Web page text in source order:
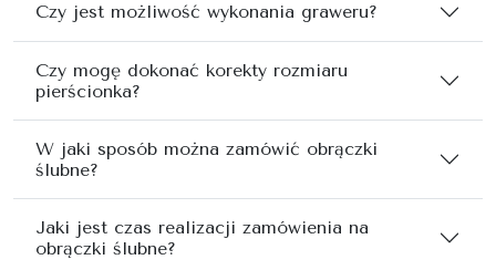
Czy jest możliwość wykonania graweru?
Czy mogę dokonać korekty rozmiaru
pierścionka?
W jaki sposób można zamówić obrączki
ślubne?
Jaki jest czas realizacji zamówienia na
obrączki ślubne?